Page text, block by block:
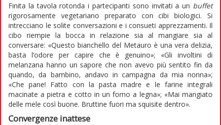
Finita la tavola rotonda i partecipanti sono invitati a un buffet
rigorosamente vegetariano preparato con cibi biologici. Si
intrecciano le solite conversazioni e i consueti apprezzamenti. Il
cibo riempie la bocca in relazione sia al mangiare sia al
conversare: «Questo bianchello del Metauro è una vera delizia,
basta l’odore per capire che è genuino»; «Gli involtini di
melanzana hanno un sapore che non avevo più sentito fin da
quando, da bambino, andavo in campagna da mia nonna»;
«Che pane! Fatto con la pasta madre e le farine integrali
macinate a pietra e cotto in un forno a legna»; «Mai mangiato
delle mele così buone. Bruttine fuori ma squisite dentro».
Convergenze inattese